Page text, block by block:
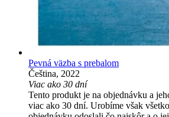
Pevná väzba s prebalom
Čeština, 2022
Viac ako 30 dní
Tento produkt je na objednávku a
viac ako 30 dní. Urobíme však